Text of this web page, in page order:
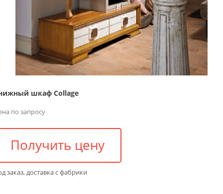
шкаф Collage
по запросу
Получить цену
заказ, доставка с фабрики